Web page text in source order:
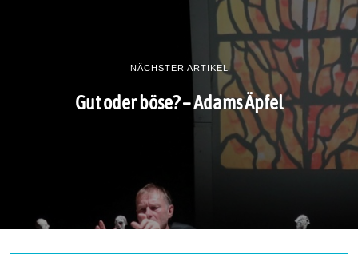
NÄCHSTER ARTIKEL
Gut oder böse? – Adams Äpfel